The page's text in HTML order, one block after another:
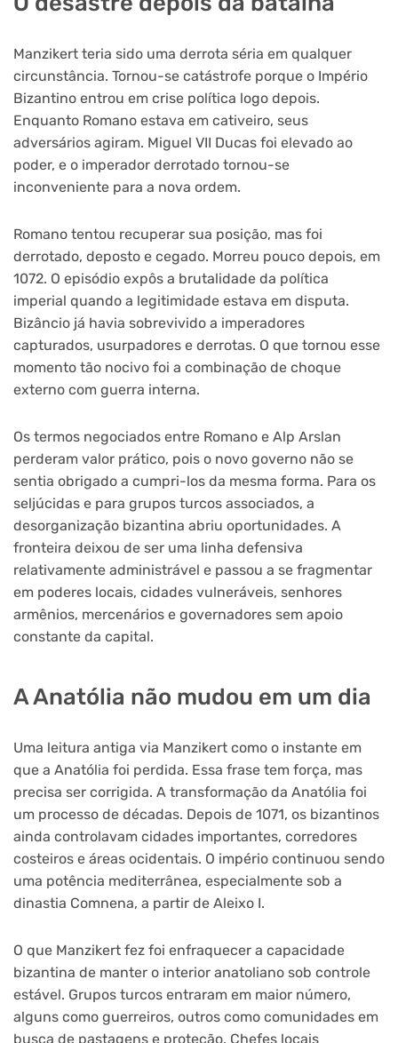
Manzikert teria sido uma derrota séria em qualquer
circunstância. Tornou-se catástrofe porque o Império
Bizantino entrou em crise política logo depois.
Enquanto Romano estava em cativeiro, seus
adversários agiram. Miguel VII Ducas foi elevado ao
poder, e o imperador derrotado tornou-se
inconveniente para a nova ordem.
Romano tentou recuperar sua posição, mas foi
derrotado, deposto e cegado. Morreu pouco depois, em
1072. O episódio expôs a brutalidade da política
imperial quando a legitimidade estava em disputa.
Bizâncio já havia sobrevivido a imperadores
capturados, usurpadores e derrotas. O que tornou esse
momento tão nocivo foi a combinação de choque
externo com guerra interna.
Os termos negociados entre Romano e Alp Arslan
perderam valor prático, pois o novo governo não se
sentia obrigado a cumpri-los da mesma forma. Para os
seljúcidas e para grupos turcos associados, a
desorganização bizantina abriu oportunidades. A
fronteira deixou de ser uma linha defensiva
relativamente administrável e passou a se fragmentar
em poderes locais, cidades vulneráveis, senhores
armênios, mercenários e governadores sem apoio
constante da capital.
A Anatólia não mudou em um dia
Uma leitura antiga via Manzikert como o instante em
que a Anatólia foi perdida. Essa frase tem força, mas
precisa ser corrigida. A transformação da Anatólia foi
um processo de décadas. Depois de 1071, os bizantinos
ainda controlavam cidades importantes, corredores
costeiros e áreas ocidentais. O império continuou sendo
uma potência mediterrânea, especialmente sob a
dinastia Comnena, a partir de Aleixo I.
O que Manzikert fez foi enfraquecer a capacidade
bizantina de manter o interior anatoliano sob controle
estável. Grupos turcos entraram em maior número,
alguns como guerreiros, outros como comunidades em
busca de pastagens e proteção. Chefes locais